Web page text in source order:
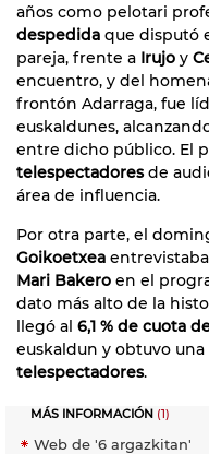
años como pelotari
despedida que disputó
pareja, frente a Irujo y
encuentro, y del
frontón Adarraga, fue
euskaldunes,
entre dicho público. El
telespectadoresde
área de influencia.
Por otra parte, el
Goikoetxea
Mari Bakero en el
dato más alto de la
llegó al 6,1 % de cuota
euskaldun y obtuvo
telespectadores.
MÁS INFORMACIÓN (1)
Web de '6 argazkitan'